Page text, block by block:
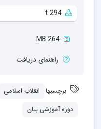
t 294
264 MB
راهنمای دریافت
برچسبها انقلاب اسلامی
دوره آموزشی بیان